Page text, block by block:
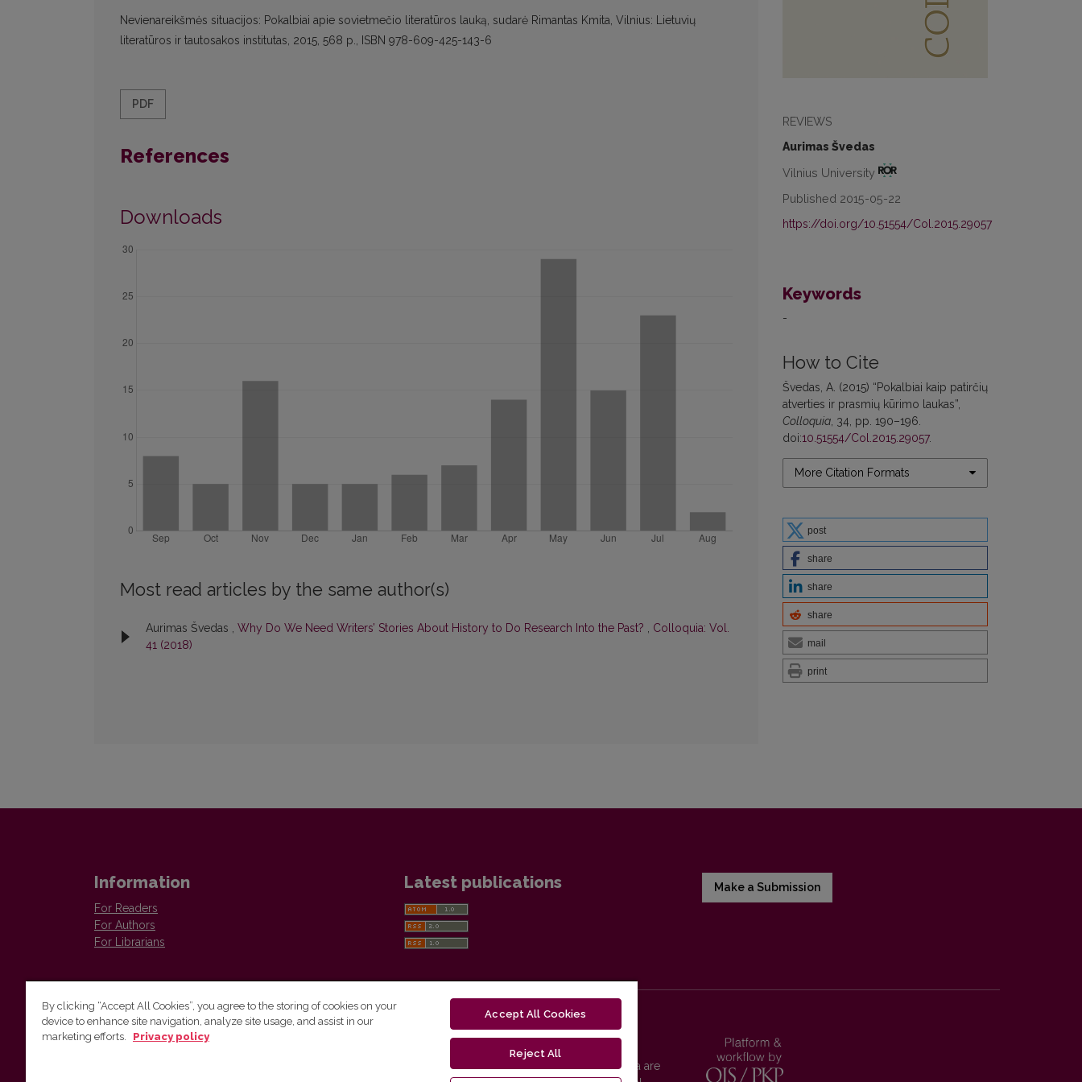
REVIEWS
Aurimas Švedas
Vilnius University
Published 2015-05-22
https://doi.org/10.51554/Col.2015.29057
Keywords
-
How to Cite
Švedas, A. (2015) “Pokalbiai kaip patirčių
atverties ir prasmių kūrimo laukas”,
Colloquia , 34, pp. 190–196.
doi:10.51554/Col.2015.29057.
More Citation Formats
post
share
share
share
mail
print
Nevienareikšmės situacijos: Pokalbiai apie sovietmečio literatūros lauką, sudarė Rimantas Kmita, Vilnius: Lietuvių
literatūros ir tautosakos institutas, 2015, 568 p., ISBN 978-609-425-143-6
PDF
References
Downloads
Most read articles by the same author(s)
Aurimas Švedas , Why Do We Need Writers’ Stories About History to Do Research Into the Past? , Colloquia: Vol.
41 (2018)
Information
For Readers
For Authors
For Librarians
Latest publications Make a Submission
Institute of Lithuanian Literature and Folklore
Vilnius University Press platform and metadata are
By clicking “Accept All Cookies”, you agree to the storing of cookies on your
device to enhance site navigation, analyze site usage, and assist in our
marketing efforts.
Privacy policy
Accept All Cookies
Reject All